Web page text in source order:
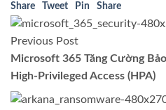
Share Tweet Pin Share
Previous Post
Microsoft 365 Tăng Cường
High-Privileged Access (HPA)